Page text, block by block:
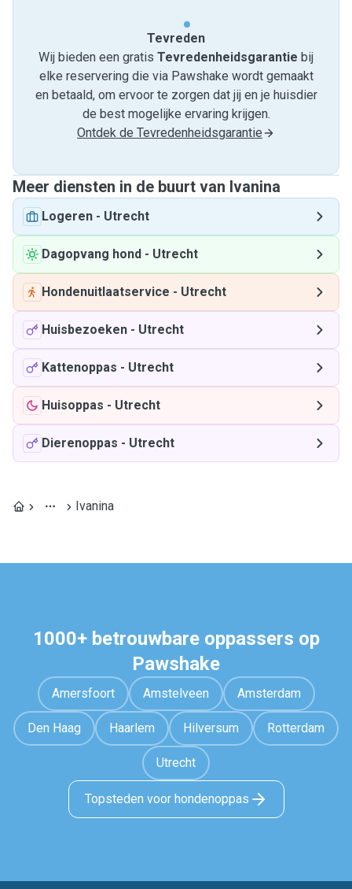
Tevreden
Wij bieden een gratis Tevredenheids­garantie bij
elke reservering die via Pawshake wordt gemaakt
en betaald, om ervoor te zorgen dat jij en je huisdier
de best mogelijke ervaring krijgen.
Ontdek de Tevredenheidsgarantie
Meer diensten in de buurt van Ivanina
Logeren - Utrecht
Dagopvang hond - Utrecht
Hondenuitlaatservice - Utrecht
Huisbezoeken - Utrecht
Kattenoppas - Utrecht
Huisoppas - Utrecht
Dierenoppas - Utrecht
Ivanina
1000+ betrouwbare oppassers op
Pawshake
Amersfoort Amstelveen Amsterdam
Den Haag Haarlem Hilversum Rotterdam
Utrecht
Topsteden voor hondenoppas